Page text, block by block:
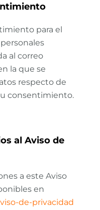
para el
al correo
la que se
respecto de
consentimiento.
al Aviso de
a este Aviso
en
de-privacidad